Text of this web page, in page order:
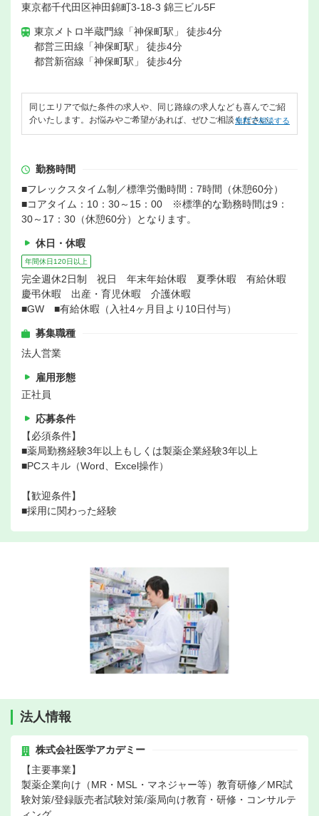
東京都千代田区神田錦町3-18-3 錦三ビル5F
東京メトロ半蔵門線「神保町駅」 徒歩4分
都営三田線「神保町駅」 徒歩4分
都営新宿線「神保町駅」 徒歩4分
同じエリアで似た条件の求人や、同じ路線の求人なども喜んでご紹
介いたします。お悩みやご希望があれば、ぜひご相談ください。
無料で相談する
勤務時間
■フレックスタイム制／標準労働時間：7時間（休憩60分）
■コアタイム：10：30～15：00 ※標準的な勤務時間は9：
30～17：30（休憩60分）となります。
休日・休暇
年間休日120日以上
完全週休2日制 祝日 年末年始休暇 夏季休暇 有給休暇
慶弔休暇 出産・育児休暇 介護休暇
■GW ■有給休暇（入社4ヶ月目より10日付与）
募集職種
法人営業
雇用形態
正社員
応募条件
【必須条件】
■薬局勤務経験3年以上もしくは製薬企業経験3年以上
■PCスキル（Word、Excel操作）
【歓迎条件】
■採用に関わった経験
法人情報
株式会社医学アカデミー
【主要事業】
製薬企業向け（MR・MSL・マネジャー等）教育研修／MR試
験対策/登録販売者試験対策/薬局向け教育・研修・コンサルテ